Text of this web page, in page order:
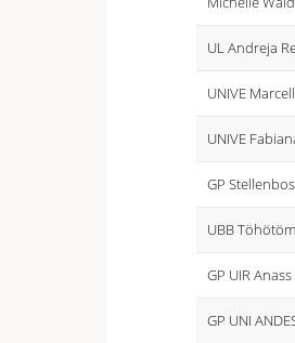
UL Andreja
UNIVE
UNIVE
GP
UBB
GP UIR
GP UNI